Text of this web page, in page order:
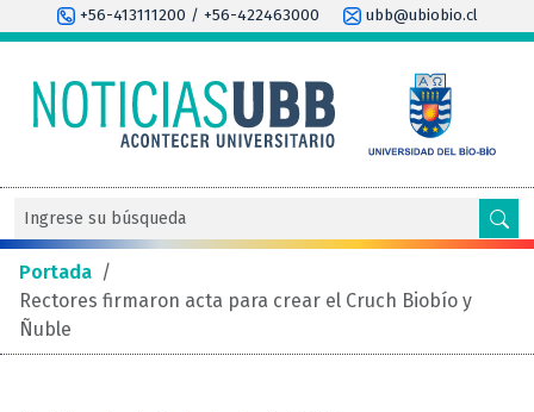
+56-413111200 / +56-422463000 ubb@ubiobio.cl
Portada /
Rectores firmaron acta para crear el Cruch Biobío y
Ñuble